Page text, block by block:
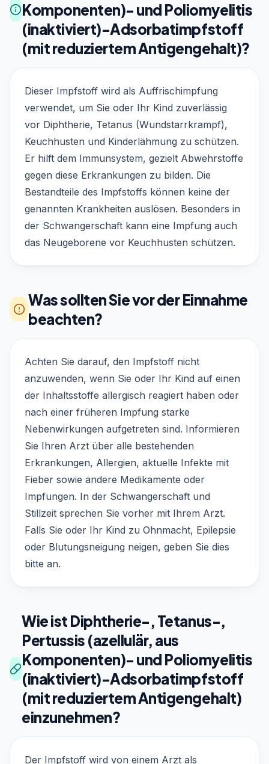
Komponenten)- und Poliomyelitis
(inaktiviert)-Adsorbatimpfstoff
(mit reduziertem Antigengehalt)?
Dieser Impfstoff wird als Auffrischimpfung
verwendet, um Sie oder Ihr Kind zuverlässig
vor Diphtherie, Tetanus (Wundstarrkrampf),
Keuchhusten und Kinderlähmung zu schützen.
Er hilft dem Immunsystem, gezielt Abwehrstoffe
gegen diese Erkrankungen zu bilden. Die
Bestandteile des Impfstoffs können keine der
genannten Krankheiten auslösen. Besonders in
der Schwangerschaft kann eine Impfung auch
das Neugeborene vor Keuchhusten schützen.
Was sollten Sie vor der Einnahme
beachten?
Achten Sie darauf, den Impfstoff nicht
anzuwenden, wenn Sie oder Ihr Kind auf einen
der Inhaltsstoffe allergisch reagiert haben oder
nach einer früheren Impfung starke
Nebenwirkungen aufgetreten sind. Informieren
Sie Ihren Arzt über alle bestehenden
Erkrankungen, Allergien, aktuelle Infekte mit
Fieber sowie andere Medikamente oder
Impfungen. In der Schwangerschaft und
Stillzeit sprechen Sie vorher mit Ihrem Arzt.
Falls Sie oder Ihr Kind zu Ohnmacht, Epilepsie
oder Blutungsneigung neigen, geben Sie dies
bitte an.
Wie ist Diphtherie-, Tetanus-,
Pertussis (azellulär, aus
Komponenten)- und Poliomyelitis
(inaktiviert)-Adsorbatimpfstoff
(mit reduziertem Antigengehalt)
einzunehmen?
Der Impfstoff wird von einem Arzt als